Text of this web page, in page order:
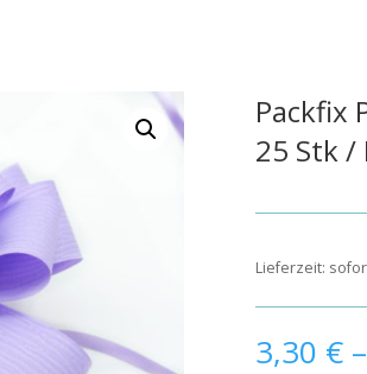
Packfix
25 Stk /
Lieferzeit:
3,30 €–